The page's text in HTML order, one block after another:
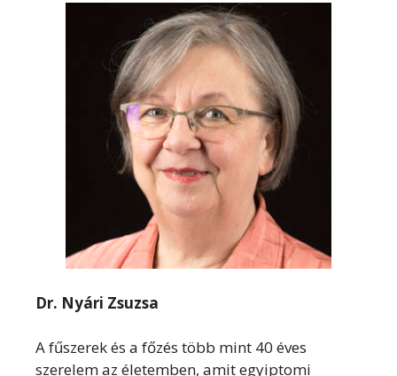
Dr. Nyári Zsuzsa
A fűszerek és a főzés több mint 40 éves
szerelem az életemben, amit egyiptomi